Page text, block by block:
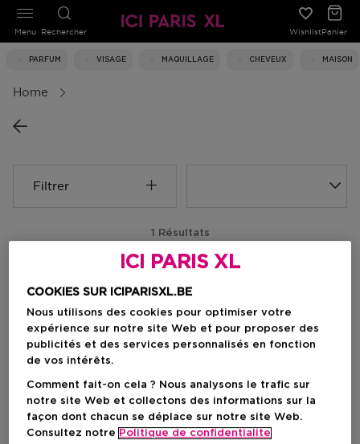
Rechercher WishlistPanier
PARFUM VISAGE MAQUILLAGE CHEVEUX MAISON
Menu
Home
Filtrer
1 Résultats
Cadeau
ICI PARIS XL
COOKIES SUR ICIPARISXL.BE
Nous utilisons des cookies pour optimiser votre
expérience sur notre site Web et pour proposer des
publicités et des services personnalisés en fonction
de vos intérêts.
Comment fait-on cela ? Nous analysons le trafic sur
notre site Web et collectons des informations sur la
façon dont chacun se déplace sur notre site Web.
Consultez notre Politique de confidentialite